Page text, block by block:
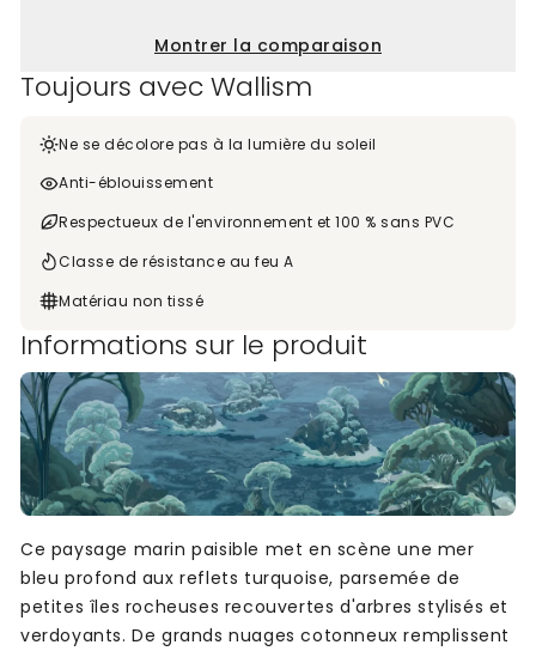
Montrer la comparaison
Toujours avec Wallism
Ne se décolore pas à la lumière du soleil
Anti-éblouissement
Respectueux de l'environnement et 100 % sans PVC
Classe de résistance au feu A
Matériau non tissé
Informations sur le produit
Ce paysage marin paisible met en scène une mer
bleu profond aux reflets turquoise, parsemée de
petites îles rocheuses recouvertes d'arbres stylisés et
verdoyants. De grands nuages cotonneux remplissent